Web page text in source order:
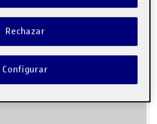
Rechazar
Configurar